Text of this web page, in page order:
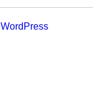
WordPress